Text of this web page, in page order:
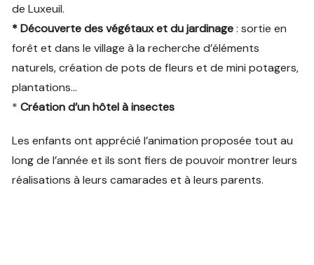
de Luxeuil.
* Découverte des végétaux et du jardinage: sortie en
forêt et dans le village à la recherche d’éléments
naturels, création de pots de fleurs et de mini potagers,
plantations…
*Création d’un hôtel à insectes
Les enfants ont apprécié l’animation proposée tout au
long de l’année et ils sont fiers de pouvoir montrer leurs
réalisations à leurs camarades et à leurs parents.